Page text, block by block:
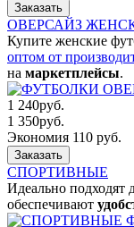
Заказать
ОВЕРСАЙЗ
Купите женские
оптом от
на маркетплейсы.
1 240руб.
1 350руб.
Экономия 110 руб.
Заказать
СПОРТИВНЫЕ
Идеально подходят
обеспечивают